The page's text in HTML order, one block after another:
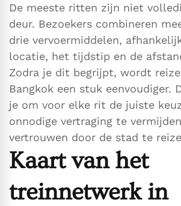
De meeste ritten zijn niet
deur. Bezoekers combineren
drie vervoermiddelen,
locatie, het tijdstip en de
Zodra je dit begrijpt, wordt
Bangkok een stuk eenvoudiger.
je om voor elke rit de juiste
onnodige vertraging te
vertrouwen door de stad te
Kaart van het
treinnetwerk in